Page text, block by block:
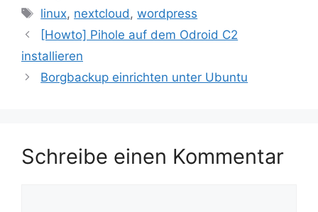
Schlagwörter
linux, nextcloud ,wordpress
[Howto] Pihole auf dem Odroid C2
installieren
Borgbackup einrichten unter Ubuntu
Schreibe einen Kommentar